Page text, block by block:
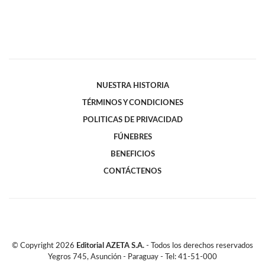
NUESTRA HISTORIA
TÉRMINOS Y CONDICIONES
POLITICAS DE PRIVACIDAD
FÚNEBRES
BENEFICIOS
CONTÁCTENOS
© Copyright 2026 Editorial AZETA S.A. - Todos los derechos reservados
Yegros 745, Asunción - Paraguay - Tel: 41-51-000